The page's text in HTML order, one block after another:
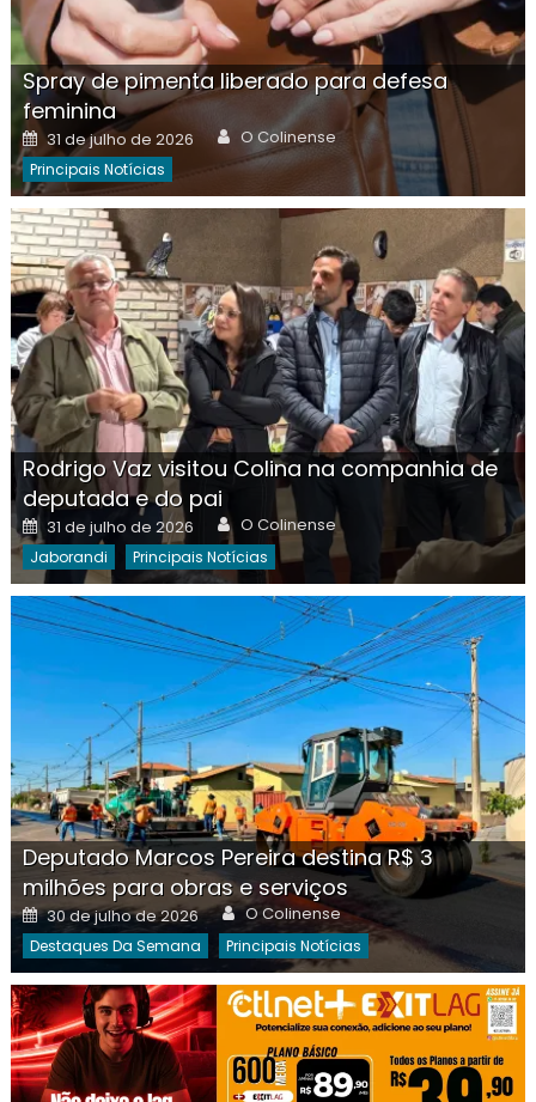
Spray de pimenta liberado para defesa
feminina
Posted
on
31 de julho de 2026 Author
O Colinense
Principais Notícias
Rodrigo Vaz visitou Colina na companhia de
deputada e do pai
Posted
on
31 de julho de 2026 Author
O Colinense
Jaborandi Principais Notícias
Deputado Marcos Pereira destina R$ 3
milhões para obras e serviços
Posted
on
30 de julho de 2026 Author
O Colinense
Destaques Da Semana Principais Notícias